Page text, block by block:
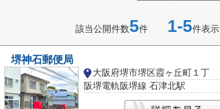
該当公開件数5件 1-5件表示
堺神石郵便局
大阪府堺市堺区霞ヶ丘町１丁
阪堺電軌阪堺線 石津北駅